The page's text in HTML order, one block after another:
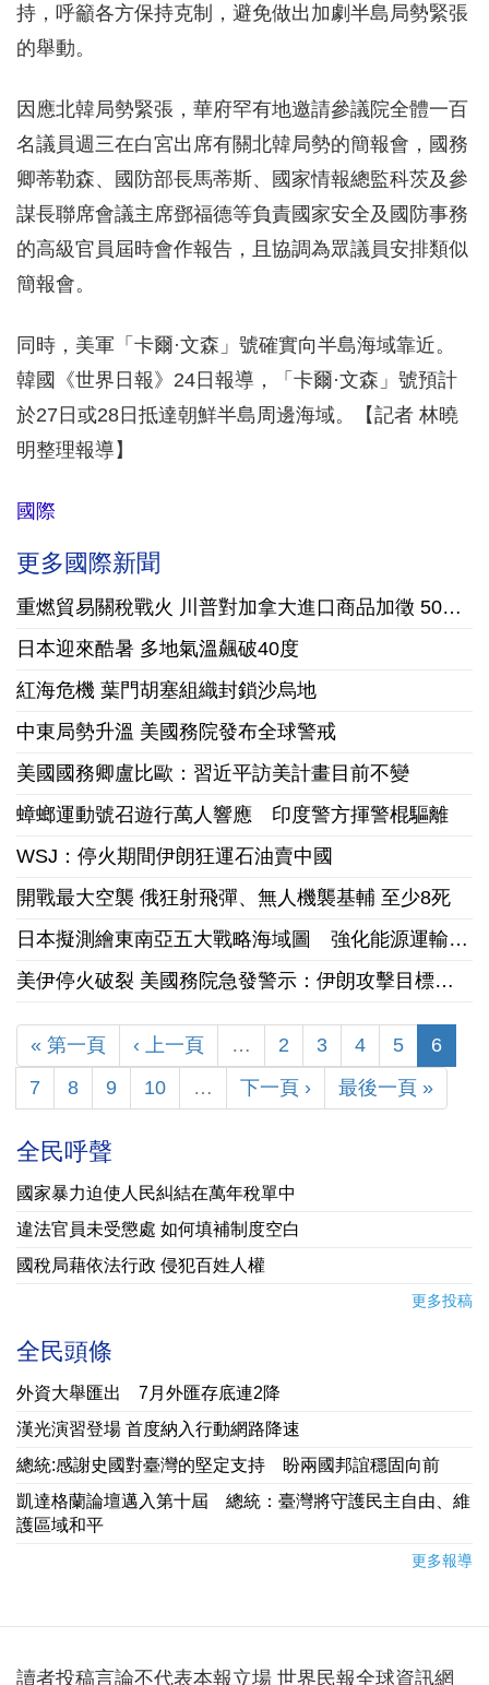
持，呼籲各方保持克制，避免做出加劇半島局勢緊張
的舉動。
因應北韓局勢緊張，華府罕有地邀請參議院全體一百
名議員週三在白宮出席有關北韓局勢的簡報會，國務
卿蒂勒森、國防部長馬蒂斯、國家情報總監科茨及參
謀長聯席會議主席鄧福德等負責國家安全及國防事務
的高級官員屆時會作報告，且協調為眾議員安排類似
簡報會。
同時，美軍「卡爾·文森」號確實向半島海域靠近。
韓國《世界日報》24日報導，「卡爾·文森」號預計
於27日或28日抵達朝鮮半島周邊海域。【記者 林曉
明整理報導】
國際
更多國際新聞
重燃貿易關稅戰火 川普對加拿大進口商品加徵 50% 懲罰性關稅
日本迎來酷暑 多地氣溫飆破40度
紅海危機 葉門胡塞組織封鎖沙烏地
中東局勢升溫 美國務院發布全球警戒
美國國務卿盧比歐：習近平訪美計畫目前不變
蟑螂運動號召遊行萬人響應 印度警方揮警棍驅離
WSJ：停火期間伊朗狂運石油賣中國
開戰最大空襲 俄狂射飛彈、無人機襲基輔 至少8死
日本擬測繪東南亞五大戰略海域圖 強化能源運輸與經濟安全
美伊停火破裂 美國務院急發警示：伊朗攻擊目標不限中東
« 第一頁 ‹ 上一頁 … 2 3 4 5
6
7
8 9 10 … 下一頁 › 最後一頁 »
全民呼聲
國家暴力迫使人民糾結在萬年稅單中
違法官員未受懲處 如何填補制度空白
國稅局藉依法行政 侵犯百姓人權
更多投稿
全民頭條
外資大舉匯出 7月外匯存底連2降
漢光演習登場 首度納入行動網路降速
總統:感謝史國對臺灣的堅定支持 盼兩國邦誼穩固向前
凱達格蘭論壇邁入第十屆 總統：臺灣將守護民主自由、維
護區域和平
更多報導
讀者投稿言論不代表本報立場 世界民報全球資訊網